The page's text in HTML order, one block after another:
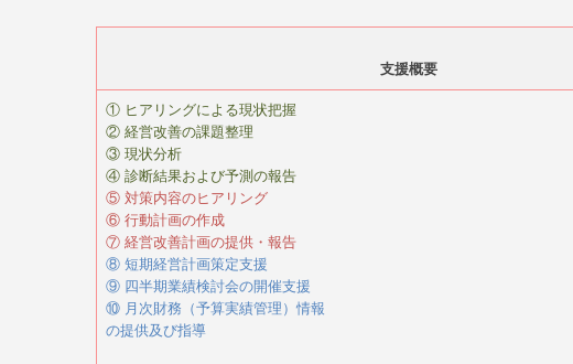
支援概要
① ヒアリングによる現状把握
② 経営改善の課題整理
③ 現状分析
④ 診断結果および予測の報告
⑤ 対策内容のヒアリング
⑥ 行動計画の作成
⑦ 経営改善計画の提供・報告
⑧ 短期経営計画策定支援
⑨ 四半期業績検討会の開催支援
⑩ 月次財務（予算実績管理）情報
の提供及び指導